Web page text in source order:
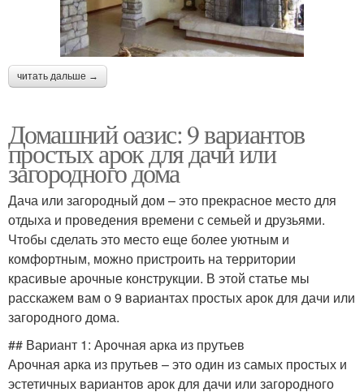
читать дальше →
Домашний оазис: 9 вариантов
простых арок для дачи или
загородного дома
Дача или загородный дом – это прекрасное место для
отдыха и проведения времени с семьей и друзьями.
Чтобы сделать это место еще более уютным и
комфортным, можно пристроить на территории
красивые арочные конструкции. В этой статье мы
расскажем вам о 9 вариантах простых арок для дачи или
загородного дома.
## Вариант 1: Арочная арка из прутьев
Арочная арка из прутьев – это один из самых простых и
эстетичных вариантов арок для дачи или загородного